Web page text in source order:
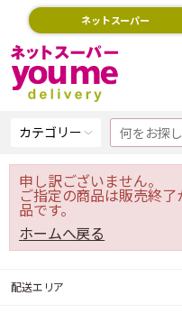
ネットスーパー
カテゴリー
申し訳ございません。
ご指定の商品は販売終
品です。
ホームへ戻る
配送エリア